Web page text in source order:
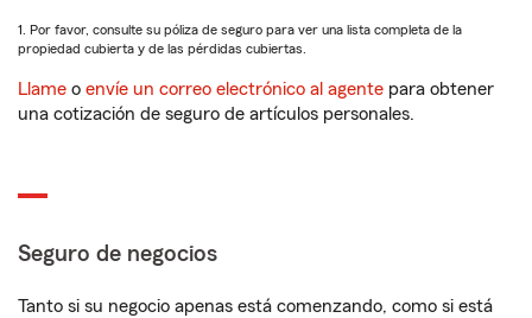
1. Por favor, consulte su póliza de seguro para ver una lista completa de la
propiedad cubierta y de las pérdidas cubiertas.
Llame o envíe un correo electrónico al agente para obtener
una cotización de seguro de artículos personales.
Seguro de negocios
Tanto si su negocio apenas está comenzando, como si está